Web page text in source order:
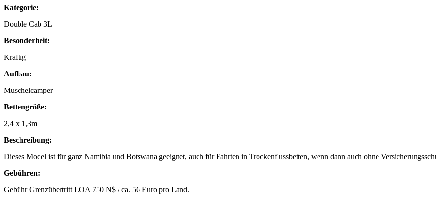
Kategorie:
Double Cab 3L
Besonderheit:
Kräftig
Aufbau:
Muschelcamper
Bettengröße:
2,4 x 1,3m
Beschreibung:
Dieses Model ist für ganz Namibia und Botswana geeignet, auch für Fahrten in Trockenflussbetten, wenn dann auch ohne
Gebühren:
Gebühr Grenzübertritt LOA 750 N$ / ca. 56 Euro pro Land.